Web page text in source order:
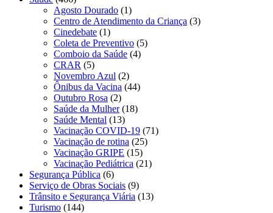
Agosto Dourado (1)
Centro de Atendimento da Criança (3)
Cinedebate (1)
Coleta de Preventivo (5)
Comboio da Saúde (4)
CRAR (5)
Novembro Azul (2)
Ônibus da Vacina (44)
Outubro Rosa (2)
Saúde da Mulher(18)
Saúde Mental (13)
Vacinação COVID-19 (71)
Vacinação de rotina (25)
Vacinação GRIPE (15)
Vacinação Pediátrica (21)
Segurança Pública (6)
Serviço de Obras Sociais (9)
Trânsito e Segurança Viária (13)
Turismo (144)